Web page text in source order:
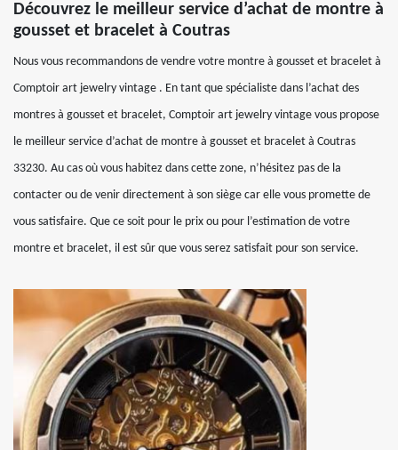
Découvrez le meilleur service d’achat de montre à
gousset et bracelet à Coutras
Nous vous recommandons de vendre votre montre à gousset et bracelet à
Comptoir art jewelry vintage . En tant que spécialiste dans l’achat des
montres à gousset et bracelet, Comptoir art jewelry vintage vous propose
le meilleur service d’achat de montre à gousset et bracelet à Coutras
33230. Au cas où vous habitez dans cette zone, n’hésitez pas de la
contacter ou de venir directement à son siège car elle vous promette de
vous satisfaire. Que ce soit pour le prix ou pour l’estimation de votre
montre et bracelet, il est sûr que vous serez satisfait pour son service.